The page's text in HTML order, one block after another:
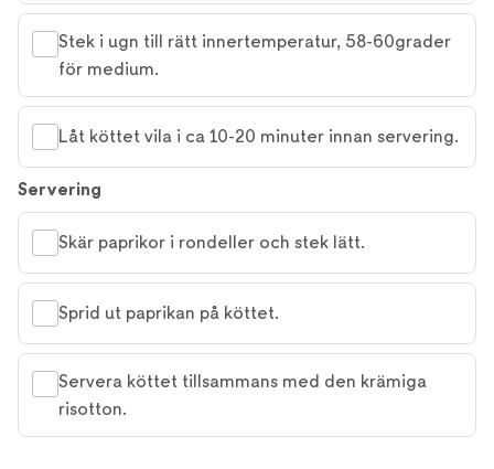
Stek i ugn till rätt innertemperatur, 58-60grader
för medium.
Låt köttet vila i ca 10-20 minuter innan servering.
Servering
Skär paprikor i rondeller och stek lätt.
Sprid ut paprikan på köttet.
Servera köttet tillsammans med den krämiga
risotton.